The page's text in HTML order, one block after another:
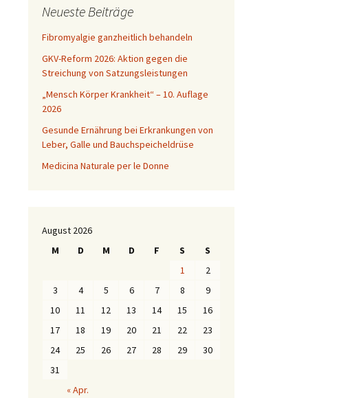
Neueste Beiträge
Fibromyalgie ganzheitlich behandeln
GKV-Reform 2026: Aktion gegen die
Streichung von Satzungsleistungen
„Mensch Körper Krankheit“ – 10. Auflage
2026
Gesunde Ernährung bei Erkrankungen von
Leber, Galle und Bauchspeicheldrüse
Medicina Naturale per le Donne
August 2026
M
D M D F S
S
1
2
3
4 5 6 7 8
9
10
11 12 13 14 15
16
17
18 19 20 21 22
23
24
25 26 27 28 29
30
31
« Apr.